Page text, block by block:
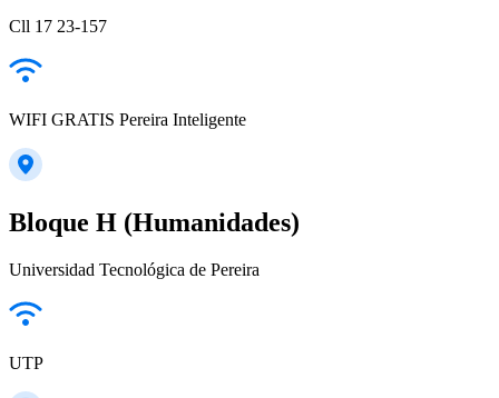
Cll 17 23-157
WIFI GRATIS Pereira Inteligente
Bloque H (Humanidades)
Universidad Tecnológica de Pereira
UTP